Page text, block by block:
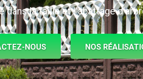
dans la taille et l'abattage
NOUS NOS